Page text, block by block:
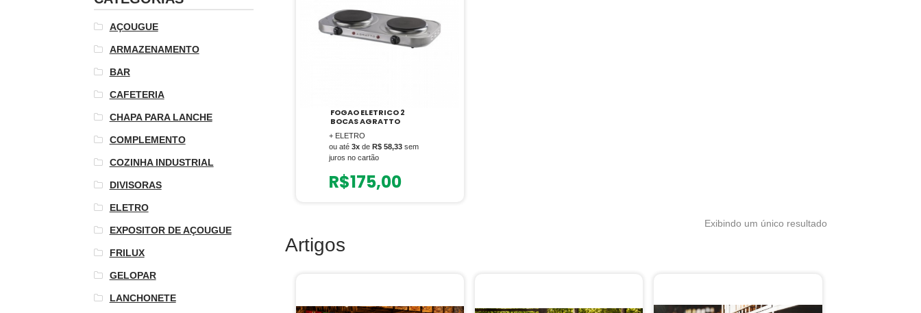
FOGAO ELETRICO 2
BOCAS AGRATTO
+ ELETRO
ou até3x de R$ 58,33 sem
juros no cartão
R$175,00
Exibindo um único resultado
Artigos
AÇOUGUE
ARMAZENAMENTO
BAR
CAFETERIA
CHAPA PARA LANCHE
COMPLEMENTO
COZINHA INDUSTRIAL
DIVISORAS
ELETRO
EXPOSITOR DE AÇOUGUE
FRILUX
GELOPAR
LANCHONETE